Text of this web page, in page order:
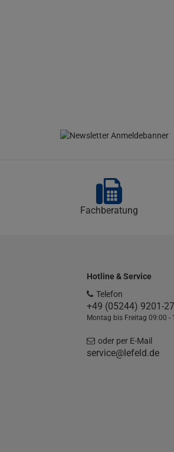
Fachberatung
Hotline & Service
Telefon
+49 (05244) 9201-27
Montag bis Freitag 09:00 -
oder per E-Mail
service@lefeld.de